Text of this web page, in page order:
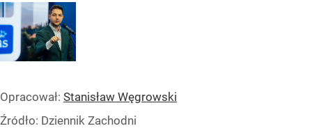
Opracował: Stanisław Węgrowski
Źródło: Dziennik Zachodni